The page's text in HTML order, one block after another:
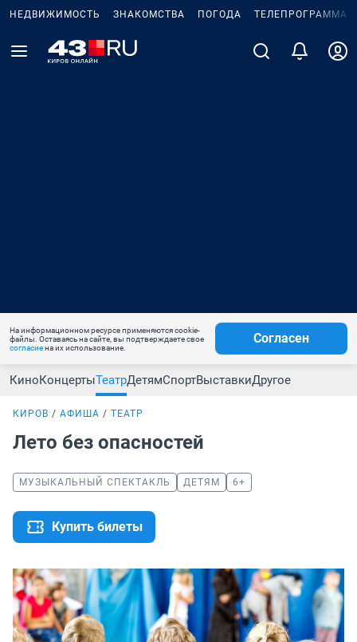
НЕДВИЖИМОСТЬ ЗНАКОМСТВА ПОГОДА ТЕЛЕПРОГРАММА
На информационном ресурсе применяются cookie-
файлы. Оставаясь на сайте, вы подтверждаете свое
согласиена их использование.
Согласен
КиноКонцертыТеатрДетямСпортВыставкиДругое
КИРОВ АФИША ТЕАТР
Лето без опасностей
МУЗЫКАЛЬНЫЙ СПЕКТАКЛЬ ДЕТЯМ 6+
Купить билеты